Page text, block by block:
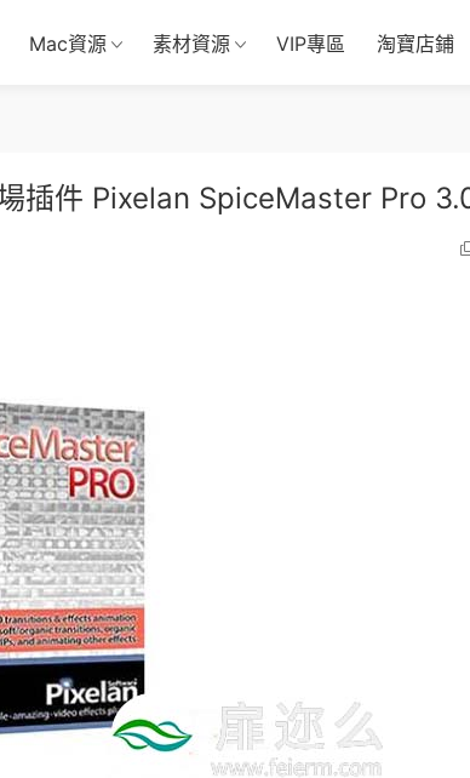
Mac資源 素材資源 VIP專區 淘寶店鋪
插件 Pixelan SpiceMaster Pro